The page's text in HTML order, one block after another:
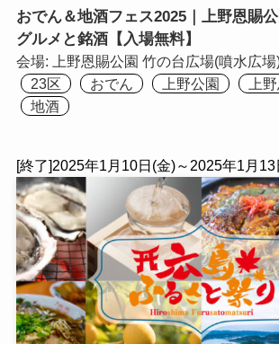
おでん＆地酒フェス2025｜上野恩賜
グルメと銘酒【入場無料】
会場:
上野恩賜公園 竹の台広場(噴水広場
23区
おでん 上野公園
上
地酒
[終了]2025年1月10日(金)～2025年1月13